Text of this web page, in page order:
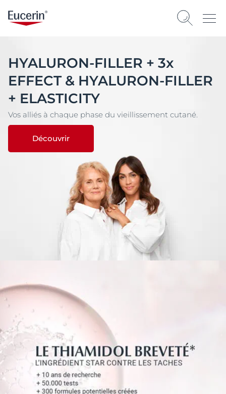
HYALURON-FILLER + 3x
EFFECT & HYALURON-FILLER
+ ELASTICITY
Vos alliés à chaque phase du vieillissement cutané.
Découvrir